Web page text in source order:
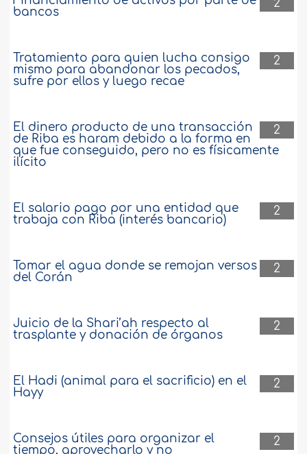
2
bancos
2
Tratamiento para quien lucha consigo
mismo para abandonar los pecados,
sufre por ellos y luego recae
2
El dinero producto de una transacción
de Riba es haram debido a la forma en
que fue conseguido, pero no es físicamente
ilícito
2
El salario pago por una entidad que
trabaja con Riba (interés bancario)
2
Tomar el agua donde se remojan versos
del Corán
2
Juicio de la Shari’ah respecto al
trasplante y donación de órganos
2
El Hadi (animal para el sacrificio) en el
Hayy
2
Consejos útiles para organizar el
tiempo, aprovecharlo y no